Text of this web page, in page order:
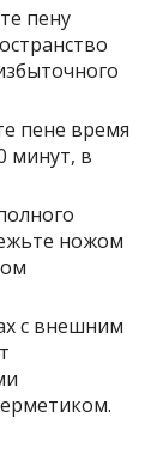
пену
пене время
минут, в
ножом
с внешним